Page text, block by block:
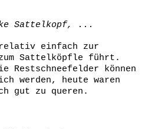
Sattelkopf, ...
einfach zur
Sattelköpfle führt.
Restschneefelder können
werden, heute waren
gut zu queren.